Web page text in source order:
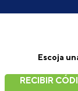
Escoja
RECIBIR